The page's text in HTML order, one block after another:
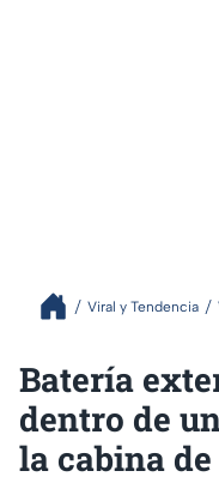
Viral y Tendencia
Batería
dentro de
la cabina